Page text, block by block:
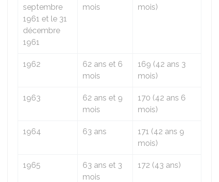
septembre
1961 et le 31
décembre
1961
mois mois)
1962
62 ans et 6
mois
169 (42 ans 3
mois)
1963
62 ans et 9
mois
170 (42 ans 6
mois)
1964 63 ans
171 (42 ans 9
mois)
1965
63 ans et 3
mois
172 (43 ans)